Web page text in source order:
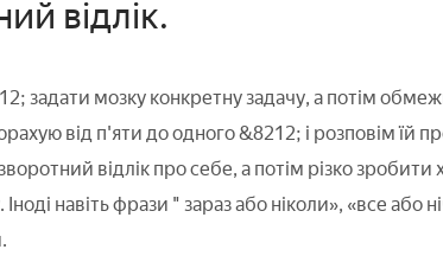
відлік.
задати мозку конкретну задачу, а потім
від п'яти до одного &8212; і розповім їй
відлік про себе, а потім різко зробити
навіть фрази " зараз або ніколи», «все